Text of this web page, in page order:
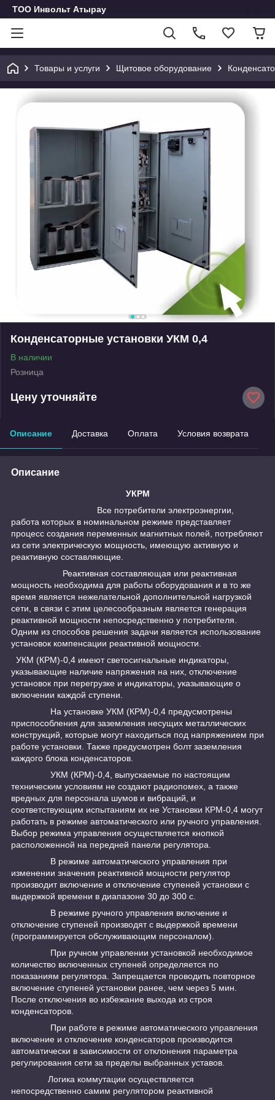
ТОО Инвольт Атырау
Товары и услуги Щитовое оборудование
Конденсаторные установки УКМ 0,4
В наличии
Розница
Цену уточняйте
Описание Доставка Оплата Условия возврата
Описание
УКРМ
Все потребители электроэнергии,
работа которых в номинальном режиме представляет
процесс создания переменных магнитных полей, потребляют
из сети электрическую мощность, имеющую активную и
реактивную составляющие.
Реактивная составляющая или реактивная
мощность необходима для работы оборудования и в то же
время является нежелательной дополнительной нагрузкой
сети, в связи с этим целесообразным является генерация
реактивной мощности непосредственно у потребителя.
Одним из способов решения задачи является использование
установок компенсации реактивной мощности.
УКМ (КРМ)-0,4 имеют светосигнальные индикаторы,
указывающие наличие напряжения на них, отключение
установок при перегрузке и индикаторы, указывающие о
включении каждой ступени.
На установке УКМ (КРМ)-0,4 предусмотрены
приспособления для заземления несущих металлических
конструкций, которые могут находиться под напряжением при
работе установки. Также предусмотрен болт заземления
каждого блока конденсаторов.
УКМ (КРМ)-0,4, выпускаемые по настоящим
техническим условиям не создают радиопомех, а также
вредных для персонала шумов и вибраций, и
соответствующим испытаниям их не Установки КРМ-0,4 могут
работать в режиме автоматического или ручного управления.
Выбор режима управления осуществляется кнопкой
расположенной на передней панели регулятора.
В режиме автоматического управления при
изменении значения реактивной мощности регулятор
производит включение и отключение ступеней установки с
выдержкой времени в диапазоне 30 до 300 с.
В режиме ручного управления включение и
отключение ступеней производят с выдержкой времени
(программируется обслуживающим персоналом).
При ручном управлении установкой необходимое
количество включенных ступеней определяется по
показаниям регулятора. Запрещается проводить повторное
включение ступеней установки ранее, чем через 5 мин.
После отключения во избежание выхода из строя
конденсаторов.
При работе в режиме автоматического управления
включение и отключение конденсаторов производится
автоматически в зависимости от отклонения параметра
регулирования сети за пределы выбранных уставов.
Логика коммутации осуществляется
непосредственно самим регулятором реактивной